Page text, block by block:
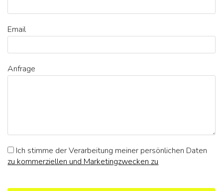
Email
Anfrage
Ich stimme der Verarbeitung meiner persönlichen Daten
zu kommerziellen und Marketingzwecken zu